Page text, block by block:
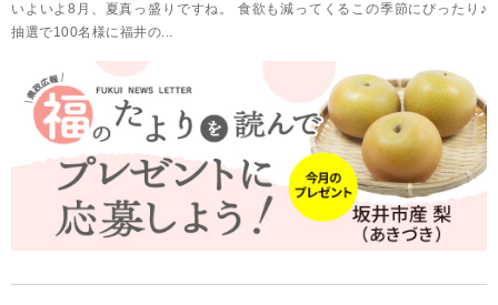
いよいよ8月、夏真っ盛りですね。 食欲も減ってくるこの季節にぴったり♪
抽選で100名様に福井の...